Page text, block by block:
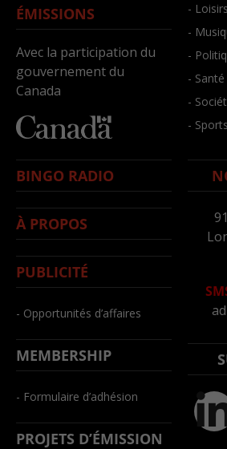
ÉMISSIONS
Avec la participation du
gouvernement du
Canada
- Loisirs
-
-
- Santé
-
- Sports
BINGO RADIO
À PROPOS
PUBLICITÉ
- Opportunités d’affaires
MEMBERSHIP
- Formulaire d’adhésion
PROJETS D’ÉMISSION